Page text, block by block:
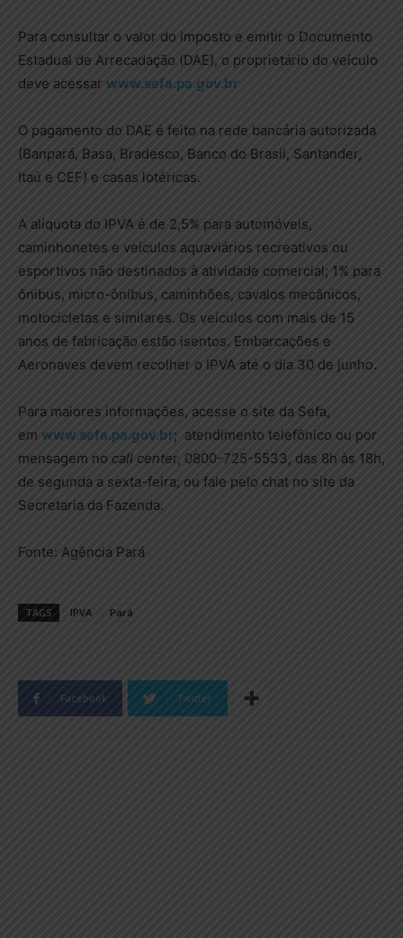
Para consultar o valor do imposto e emitir o Documento
Estadual de Arrecadação (DAE), o proprietário do veículo
deve acessar www.sefa.pa.gov.br
O pagamento do DAE é feito na rede bancária autorizada
(Banpará, Basa, Bradesco, Banco do Brasil, Santander,
Itaú e CEF) e casas lotéricas.
A alíquota do IPVA é de 2,5% para automóveis,
caminhonetes e veículos aquaviários recreativos ou
esportivos não destinados à atividade comercial; 1% para
ônibus, micro-ônibus, caminhões, cavalos mecânicos,
motocicletas e similares. Os veículos com mais de 15
anos de fabricação estão isentos. Embarcações e
Aeronaves devem recolher o IPVA até o dia 30 de junho.
Para maiores informações, acesse o site da Sefa,
em www.sefa.pa.gov.br; atendimento telefônico ou por
mensagem no call center, 0800-725-5533, das 8h às 18h,
de segunda a sexta-feira; ou fale pelo chat no site da
Secretaria da Fazenda.
Fonte: Agência Pará
TAGS IPVA Pará
Facebook Twitter